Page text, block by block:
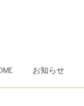
お知らせ